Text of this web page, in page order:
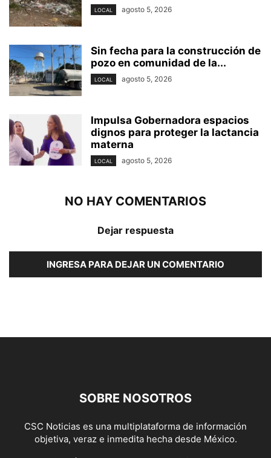
LOCAL agosto 5, 2026
Sin fecha para la construcción de
pozo en comunidad de la...
LOCAL agosto 5, 2026
Impulsa Gobernadora espacios
dignos para proteger la lactancia
materna
LOCAL agosto 5, 2026
NO HAY COMENTARIOS
Dejar respuesta
INGRESA PARA DEJAR UN COMENTARIO
SOBRE NOSOTROS
CSC Noticias es una multiplataforma de información
objetiva, veraz e inmedita hecha desde México.